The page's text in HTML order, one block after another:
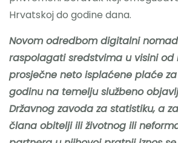
Hrvatskoj do godine dana.
Novom odredbom digitalni
raspolagati sredstvima u visini od
prosječne neto isplaćene plaće
godinu na temelju službeno
Državnog zavoda za statistiku, a
člana obitelji ili životnog ili